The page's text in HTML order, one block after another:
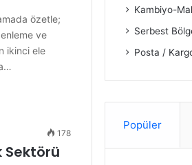
özetle;
ve
ikinci ele
178
Sektörü
Kambiyo-
Serbest
Posta /
Popüler